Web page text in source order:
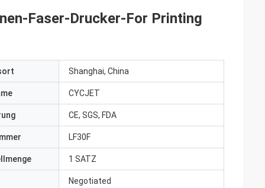
Faser-Drucker-For Printing
Shanghai, China
CYCJET
CE, SGS, FDA
LF30F
1 SATZ
Negotiated